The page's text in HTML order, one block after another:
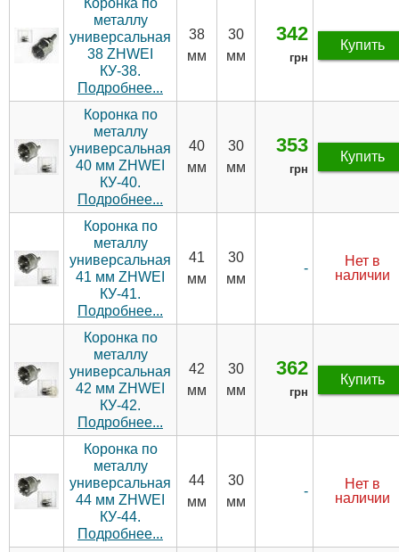
Коронка по
металлу
универсальная
38 ZHWEI
КУ-38.
Подробнее...
38
мм
30
мм
342
грн
Купить
Коронка по
металлу
универсальная
40 мм ZHWEI
КУ-40.
Подробнее...
40
мм
30
мм
353
грн
Купить
Коронка по
металлу
универсальная
41 мм ZHWEI
КУ-41.
Подробнее...
41
мм
30
мм
-
Нет в
наличии
Коронка по
металлу
универсальная
42 мм ZHWEI
КУ-42.
Подробнее...
42
мм
30
мм
362
грн
Купить
Коронка по
металлу
универсальная
44 мм ZHWEI
КУ-44.
Подробнее...
44
мм
30
мм
-
Нет в
наличии